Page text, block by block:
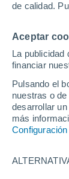
de calidad.
Aceptar
La publicidad
financiar
Pulsando el
nuestras o
desarrollar
más
Inicio